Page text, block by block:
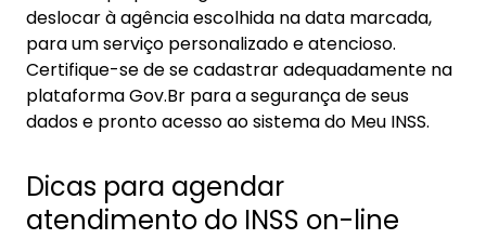
deslocar à agência escolhida na data marcada,
para um serviço personalizado e atencioso.
Certifique-se de se cadastrar adequadamente na
plataforma Gov.Br para a segurança de seus
dados e pronto acesso ao sistema do Meu INSS.
Dicas para agendar
atendimento do INSS on-line